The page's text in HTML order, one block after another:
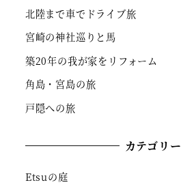
北陸まで車でドライブ旅
宮崎の神社巡りと馬
築20年の我が家をリフォーム
角島・宮島の旅
戸隠への旅
カテゴリー
Etsuの庭